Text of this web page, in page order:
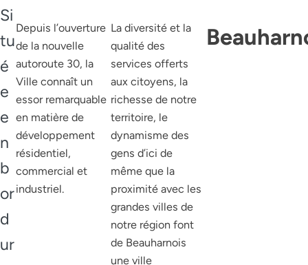
Si
tu
é
e
e
n
b
or
d
ur
Depuis l’ouverture
de la nouvelle
autoroute 30, la
Ville connaît un
essor remarquable
en matière de
développement
résidentiel,
commercial et
industriel.
La diversité et la
qualité des
services offerts
aux citoyens, la
richesse de notre
territoire, le
dynamisme des
gens d’ici de
même que la
proximité avec les
grandes villes de
notre région font
de Beauharnois
une ville